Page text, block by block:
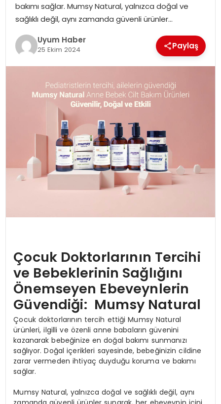
bakımı sağlar. Mumsy Natural, yalnızca doğal ve
sağlıklı değil, aynı zamanda güvenli ürünler…
Uyum Haber
25 Ekim 2024 Paylaş
Çocuk Doktorlarının Tercihi
ve Bebeklerinin Sağlığını
Önemseyen Ebeveynlerin
Güvendiği: Mumsy Natural
Çocuk doktorlarının tercih ettiği Mumsy Natural
ürünleri, ilgilli ve özenli anne babaların güvenini
kazanarak bebeğinize en doğal bakımı sunmanızı
sağlıyor. Doğal içerikleri sayesinde, bebeğinizin cildine
zarar vermeden ihtiyaç duyduğu koruma ve bakımı
sağlar.
Mumsy Natural, yalnızca doğal ve sağlıklı değil, aynı